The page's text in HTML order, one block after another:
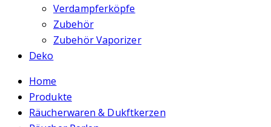
Verdampferköpfe
Zubehör
Zubehör Vaporizer
Deko
Home
Produkte
Räucherwaren & Dukftkerzen